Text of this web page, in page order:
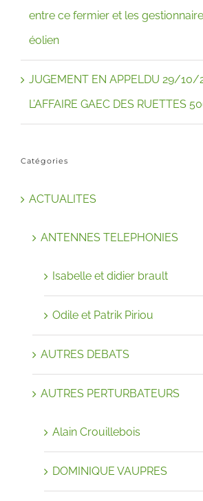
entre ce fermier et les
éolien
JUGEMENT EN APPELDU 29/10/
L’AFFAIRE GAEC DES RUETTES
Catégories
ACTUALITES
ANTENNES TELEPHONIES
Isabelle et didier brault
Odile et Patrik Piriou
AUTRES DEBATS
AUTRES PERTURBATEURS
Alain Crouillebois
DOMINIQUE VAUPRES